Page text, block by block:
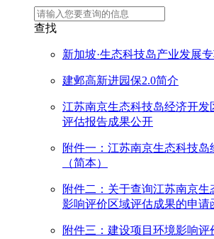
查找
新加坡·生态科技岛产业发展
建邺高新进园保2.0简介
江苏南京生态科技岛经济开发
评估报告成果公开
附件一：江苏南京生态科技
（简本）
附件二：关于查询江苏南京
影响评价区域评估成果的申请
附件三：建设项目环境影响评